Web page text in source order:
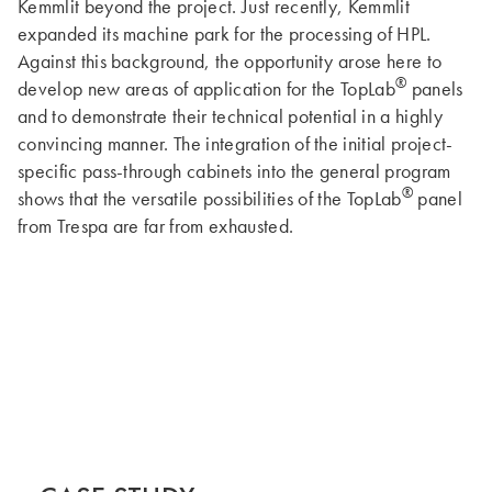
Kemmlit beyond the project. Just recently, Kemmlit
expanded its machine park for the processing of HPL.
Against this background, the opportunity arose here to
develop new areas of application for the TopLab® panels
and to demonstrate their technical potential in a highly
convincing manner. The integration of the initial project-
specific pass-through cabinets into the general program
shows that the versatile possibilities of the TopLab®panel
from Trespa are far from exhausted.